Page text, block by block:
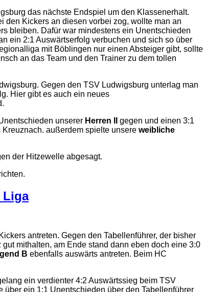
das nächste Endspiel um den Klassenerhalt.
den Kickers an diesen vorbei zog, wollte man an
bleiben. Dafür war mindestens ein Unentschieden
ein 2:1 Auswärtserfolg verbuchen und sich so über
mit Böblingen nur einen Absteiger gibt, sollte
an das Team und den Trainer zu dem tollen
Gegen den TSV Ludwigsburg unterlag man
Hier gibt es auch ein neues
unserer Herren II
gegen und einen 3:1
außerdem spielte unsere weibliche
der Hitzewelle abgesagt.
Liga
antreten. Gegen den Tabellenführer, der bisher
mithalten, am Ende stand dann eben doch eine 3:0
B ebenfalls auswärts antreten. Beim HC
ein verdienter 4:2 Auswärtssieg beim TSV
ein 1:1 Unentschieden über den Tabellenführer